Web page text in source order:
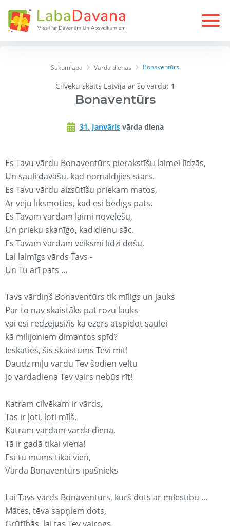
Sākumlapa Varda dienas Bonaventūrs
Cilvēku skaits Latvijā ar šo vārdu: 1
Bonaventūrs
31. Janvārisvārda diena
Es Tavu vārdu Bonaventūrs pierakstīšu laimei līdzās,
Un sauli dāvāšu, kad nomaldījies stars.
Es Tavu vārdu aizsūtīšu priekam matos,
Ar vēju līksmoties, kad esi bēdīgs pats.
Es Tavam vārdam laimi novēlēšu,
Un prieku skanīgo, kad dienu sāc.
Es Tavam vārdam veiksmi līdzi došu,
Lai laimīgs vārds Tavs -
Un Tu arī pats ...
Tavs vārdiņš Bonaventūrs tik mīligs un jauks
Par to nav skaistāks pat rozu lauks
vai esi redzējusi/is kā ezers atspidot saulei
kā milijoniem dimantos spīd?
Ieskaties, šis skaistums Tevi mīt!
Daudz mīļu vardu Tev šodien veltu
jo vardadiena Tev vairs nebūs rīt!
Katram cilvēkam ir vārds,
Tas ir ļoti, ļoti mīļš.
Katram vārdam vārda diena,
Tā ir gadā tikai viena!
Esi tu mums tikai vien,
Vārda Bonaventūrs īpašnieks
Lai Tavs vārds Bonaventūrs, kurš dots ar mīlestību ...
Mātes, tēva sapņiem dots,